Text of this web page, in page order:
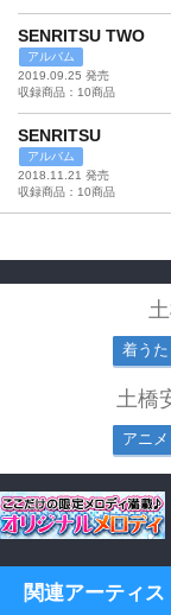
SENRITSU TWO
アルバム
2019.09.25 発売
収録商品：10商品
SENRITSU
アルバム
2018.11.21 発売
収録商品：10商品
着うた
土橋
アニメ
関連アーティス